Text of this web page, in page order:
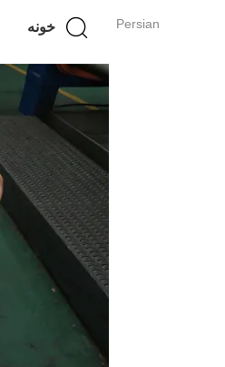
Persian خونه